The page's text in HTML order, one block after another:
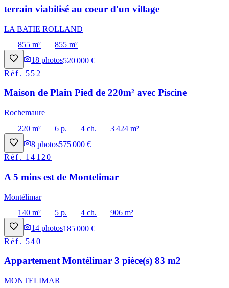
terrain viabilisé au coeur d'un village
LA BATIE ROLLAND
855 m²
855 m²
18 photos520 000 €
Réf. 552
Maison de Plain Pied de 220m² avec Piscine
Rochemaure
220 m²
6 p. 4 ch.
3 424 m²
8 photos575 000 €
Réf. 14120
A 5 mins est de Montelimar
Montélimar
140 m²
5 p. 4 ch.
906 m²
14 photos185 000 €
Réf. 540
Appartement Montélimar 3 pièce(s) 83 m2
MONTELIMAR